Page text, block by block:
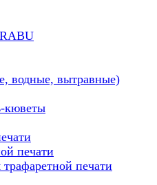
водные, вытравные)
кюветы
печати
печати